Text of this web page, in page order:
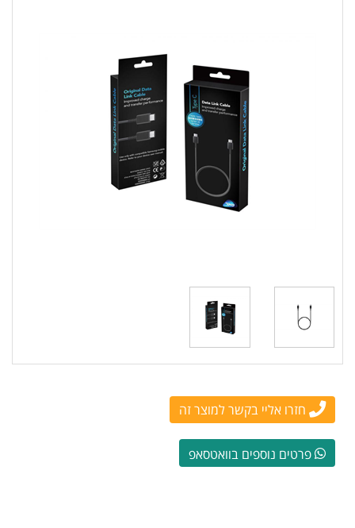
חזרו אליי בקשר למוצר זה
פרטים נוספים בוואטסאפ